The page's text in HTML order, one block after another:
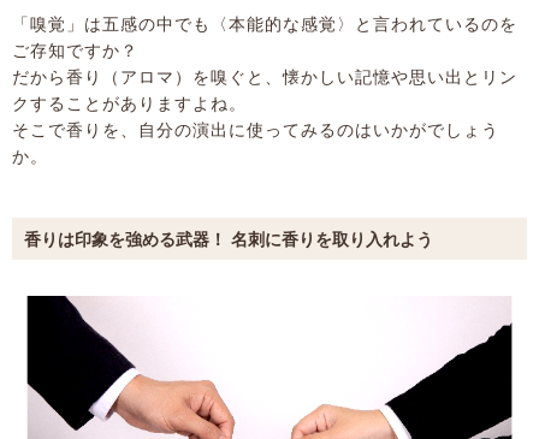
「嗅覚」は五感の中でも〈本能的な感覚〉と言われているのを
ご存知ですか？
だから香り（アロマ）を嗅ぐと、懐かしい記憶や思い出とリン
クすることがありますよね。
そこで香りを、自分の演出に使ってみるのはいかがでしょう
か。
香りは印象を強める武器！ 名刺に香りを取り入れよう